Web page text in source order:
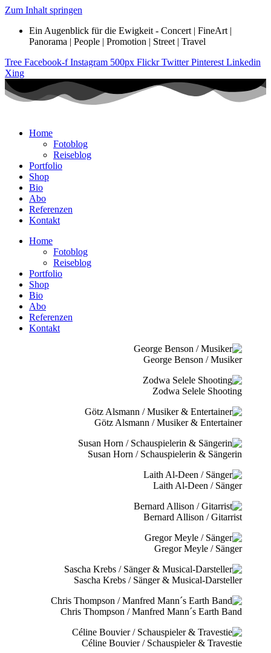
Zum Inhalt springen
Ein Augenblick für die Ewigkeit - Concert | FineArt |
Panorama | People | Promotion | Street | Travel
Tree Facebook-f Instagram 500px Flickr Twitter Pinterest Linkedin
Xing
Home
Fotoblog
Reiseblog
Portfolio
Shop
Bio
Abo
Referenzen
Kontakt
Home
Fotoblog
Reiseblog
Portfolio
Shop
Bio
Abo
Referenzen
Kontakt
George Benson / Musiker
Zodwa Selele Shooting
Götz Alsmann / Musiker & Entertainer
Susan Horn / Schauspielerin & Sängerin
Laith Al-Deen / Sänger
Bernard Allison / Gitarrist
Gregor Meyle / Sänger
Sascha Krebs / Sänger & Musical-Darsteller
Chris Thompson / Manfred Mann´s Earth Band
Céline Bouvier / Schauspieler & Travestie